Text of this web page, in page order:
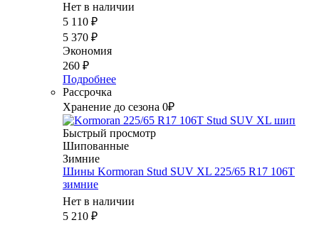
Нет в наличии
5 110 ₽
5 370 ₽
Экономия
260 ₽
Подробнее
Рассрочка
Хранение до сезона 0₽
Быстрый просмотр
Шипованные
Зимние
Шины Kormoran Stud SUV XL 225/65 R17 106T
зимние
Нет в наличии
5 210 ₽